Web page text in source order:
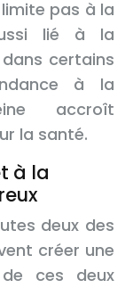
pas à la
lié à la
certains
à la
accroît
la santé.
à la
deux des
créer une
de ces deux